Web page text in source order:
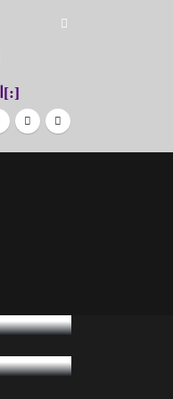
[:en]CONTACT US[:ar]اتصل بنا[:]